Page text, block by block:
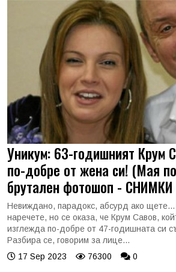
Уникум: 63-годишният Крум
по-добре от жена си! (Мая
брутален фотошоп - СНИМКИ
Невиждано, парадокс, абсурд ако щете...
наречете, но се оказа, че Крум Савов,
изглежда по-добре от 47-годишната си
Разбира се, говорим за лице...
17 Sep 2023
76300 0